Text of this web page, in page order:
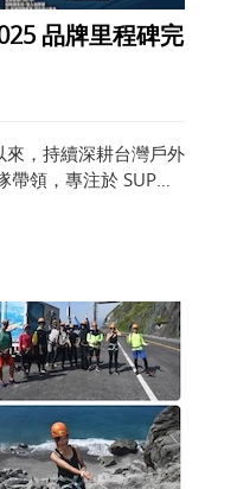
品牌里程碑完
，持續深耕台灣戶外
領，專注於 SUP、
戰帶隊與訓練， 並
風險